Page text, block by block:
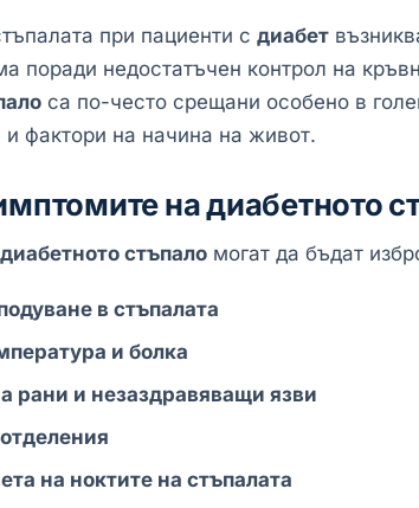
при пациенти с диабет
поради недостатъчен контрол на
са по-често срещани особено в
и фактори на начина на живот.
на диабетното
стъпало могат да бъдат
в стъпалата
и болка
рани и незаздравяващи язви
на ноктите на стъпалата